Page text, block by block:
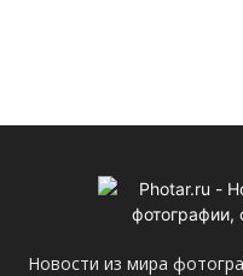
Новости из мира